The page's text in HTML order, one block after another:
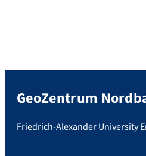
GeoZentrum
Friedrich-Alexander University